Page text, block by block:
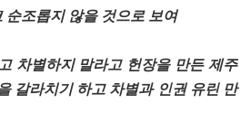
순조롭지 않을 것으로 보여
차별하지 말라고 헌장을 만든 제주
갈라치기 하고 차별과 인권 유린 만